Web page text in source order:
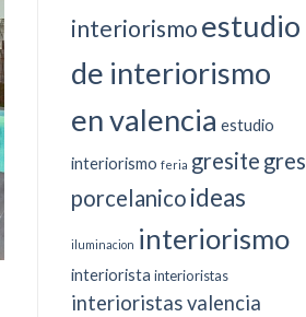
interiorismo estudio
de interiorismo
en valencia estudio
interiorismo feria gresite gres
porcelanico ideas
iluminacion interiorismo
interiorista interioristas
interioristas valencia